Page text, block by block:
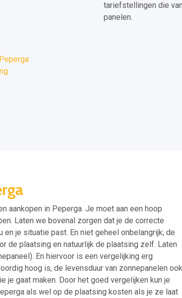
tariefstellingen die
panelen.
aankopen in Peperga. Je moet aan een hoop
Laten we bovenal zorgen dat je de correcte
je situatie past. En niet geheel onbelangrijk; de
de plaatsing en natuurlijk de plaatsing zelf. Laten
En hiervoor is een vergelijking erg
hoog is, de levensduur van zonnepanelen ook
je gaat maken. Door het goed vergelijken kun je
als wel op de plaatsing kosten als je ze laat